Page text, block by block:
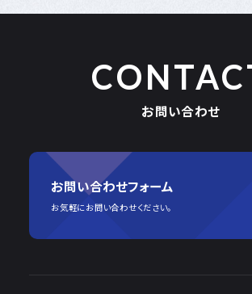
お問い合わせ
お問い合わせフォーム
お気軽にお問い合わせください。